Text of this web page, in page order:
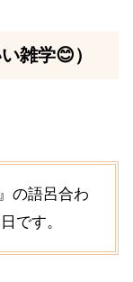
雑学😊）
の語呂合わ
です。